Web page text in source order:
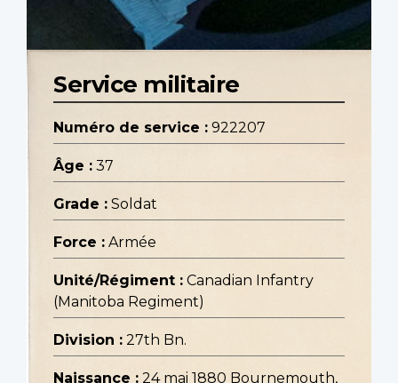
Service militaire
Numéro de service : 922207
Âge : 37
Grade : Soldat
Force : Armée
Unité/Régiment : Canadian Infantry
(Manitoba Regiment)
Division : 27th Bn.
Naissance : 24 mai 1880 Bournemouth,